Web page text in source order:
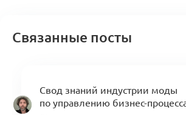
Связанные посты
Свод знаний индустрии моды
по управлению бизнес-